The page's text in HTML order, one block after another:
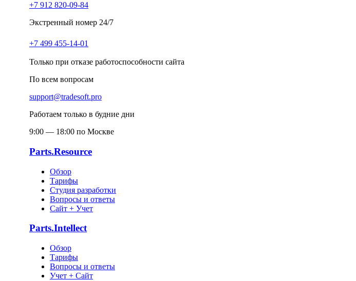
+7 912 820-09-84
Экстренный номер 24/7
+7 499 455-14-01
Только при отказе работоспособности сайта
По всем вопросам
support@tradesoft.pro
Работаем только в будние дни
9:00 — 18:00 по Москве
Parts.Resource
Обзор
Тарифы
Студия разработки
Вопросы и ответы
Сайт + Учет
Parts.Intellect
Обзор
Тарифы
Вопросы и ответы
Учет + Сайт